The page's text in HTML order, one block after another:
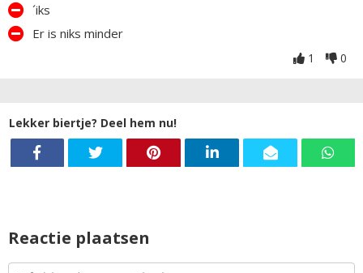
´iks
Er is niks minder
1 0
Lekker biertje? Deel hem nu!
Reactie plaatsen